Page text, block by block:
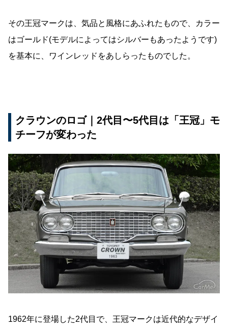
その王冠マークは、気品と風格にあふれたもので、カラー
はゴールド(モデルによってはシルバーもあったようです)
を基本に、ワインレッドをあしらったものでした。
クラウンのロゴ｜2代目〜5代目は「王冠」モ
チーフが変わった
1962年に登場した2代目で、王冠マークは近代的なデザイ